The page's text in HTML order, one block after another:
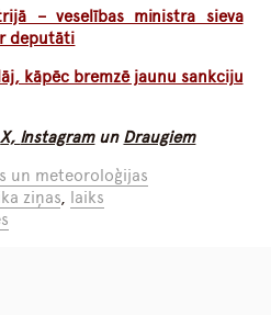
– veselības ministra sieva
deputāti
kāpēc bremzē jaunu sankciju
X, Instagramun Draugiem
un meteoroloģijas
ziņas, laiks